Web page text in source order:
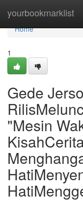
yourbookmarklist
Home
Home
1
Gede
"Mesin